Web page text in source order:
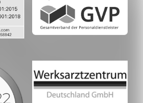
Whatsapp